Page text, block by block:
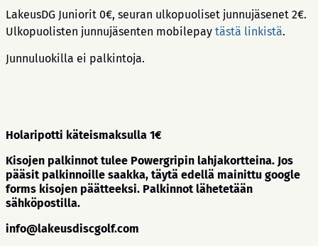
LakeusDG Juniorit 0€, seuran ulkopuoliset junnujäsenet 2€.
Ulkopuolisten junnujäsenten mobilepay tästä linkistä.
Junnuluokilla ei palkintoja.
Holaripotti käteismaksulla 1€
Kisojen palkinnot tulee Powergripin lahjakortteina. Jos
pääsit palkinnoille saakka, täytä edellä mainittu google
forms kisojen päätteeksi. Palkinnot lähetetään
sähköpostilla.
info@lakeusdiscgolf.com